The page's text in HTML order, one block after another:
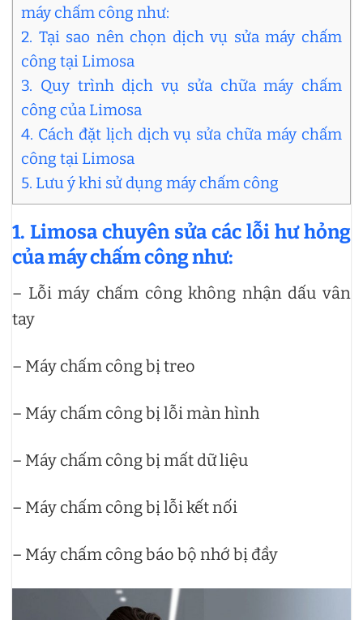
máy chấm công như:
2. Tại sao nên chọn dịch vụ sửa máy chấm
công tại Limosa
3. Quy trình dịch vụ sửa chữa máy chấm
công của Limosa
4. Cách đặt lịch dịch vụ sửa chữa máy chấm
công tại Limosa
5. Lưu ý khi sử dụng máy chấm công
1. Limosa chuyên sửa các lỗi hư hỏng
của máy chấm công như:
– Lỗi máy chấm công không nhận dấu vân
tay
– Máy chấm công bị treo
– Máy chấm công bị lỗi màn hình
– Máy chấm công bị mất dữ liệu
– Máy chấm công bị lỗi kết nối
– Máy chấm công báo bộ nhớ bị đầy